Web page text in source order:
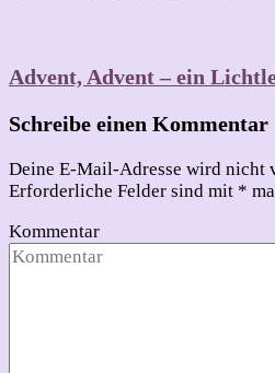
Advent, Advent – ein
Schreibe einen Kommentar
Deine E-Mail-Adresse wird nicht
Erforderliche Felder sind mit *
Kommentar